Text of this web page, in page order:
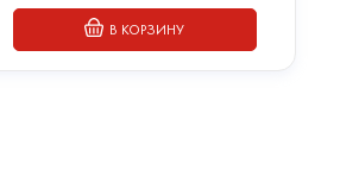
В КОРЗИНУ